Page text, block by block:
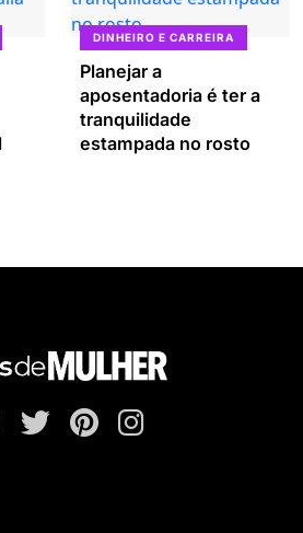
DINHEIRO E CARREIRA
Planejar a
aposentadoria é ter a
tranquilidade
estampada no rosto